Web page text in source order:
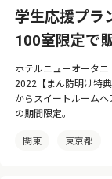
学生応援プラ
100室限定で
ホテルニューオータ
2022【まん防明け特
からスイートルーム
の期間限定。
関東 東京都